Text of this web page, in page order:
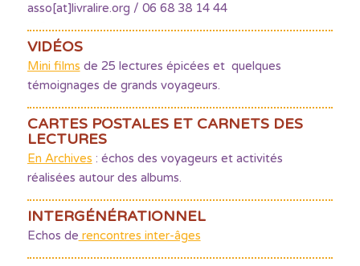
asso[at]livralire.org / 06 68 38 14 44
VIDÉOS
Mini films de 25 lectures épicées et quelques
témoignages de grands voyageurs.
CARTES POSTALES ET CARNETS DES
LECTURES
En Archives : échos des voyageurs et activités
réalisées autour des albums.
INTERGÉNÉRATIONNEL
Echos de rencontres inter-âges